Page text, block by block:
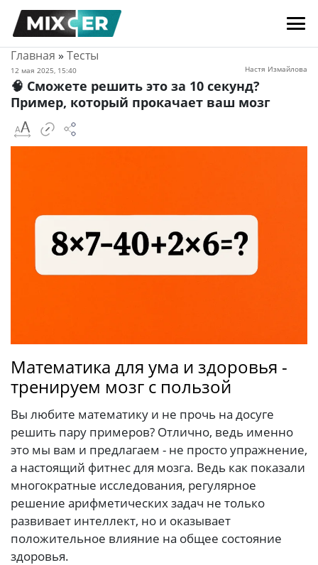
Главная » Тесты
12 мая 2025, 15:40 Настя Измайлова
🧠 Сможете решить это за 10 секунд?
Пример, который прокачает ваш мозг
Математика для ума и здоровья -
тренируем мозг с пользой
Вы любите математику и не прочь на досуге
решить пару примеров? Отлично, ведь именно
это мы вам и предлагаем - не просто упражнение,
а настоящий фитнес для мозга. Ведь как показали
многократные исследования, регулярное
решение арифметических задач не только
развивает интеллект, но и оказывает
положительное влияние на общее состояние
здоровья.